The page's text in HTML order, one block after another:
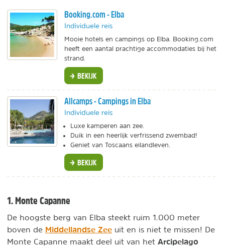
Booking.com - Elba
Individuele reis
Mooie hotels en campings op Elba. Booking.com
heeft een aantal prachtige accommodaties bij het
strand.
BEKIJK
Allcamps - Campings in Elba
Individuele reis
Luxe kamperen aan zee.
Duik in een heerlijk verfrissend zwembad!
Geniet van Toscaans eilandleven.
BEKIJK
1. Monte Capanne
De hoogste berg van Elba steekt ruim 1.000 meter
boven de Middellandse Zee uit en is niet te missen! De
Monte Capanne maakt deel uit van het Arcipelago